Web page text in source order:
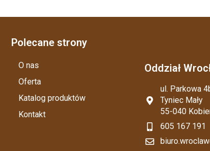
Polecane strony
O nas
Oferta
Katalog produktów
Kontakt
Oddział
ul. Parkowa
Tyniec Mały
55-040
605 167 191